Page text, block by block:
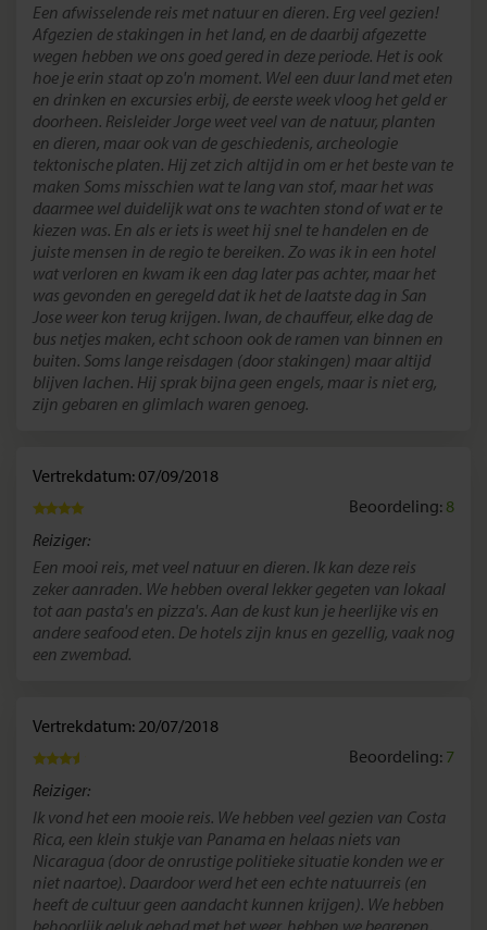
Een afwisselende reis met natuur en dieren. Erg veel gezien!
Afgezien de stakingen in het land, en de daarbij afgezette
wegen hebben we ons goed gered in deze periode. Het is ook
hoe je erin staat op zo'n moment. Wel een duur land met eten
en drinken en excursies erbij, de eerste week vloog het geld er
doorheen. Reisleider Jorge weet veel van de natuur, planten
en dieren, maar ook van de geschiedenis, archeologie
tektonische platen. Hij zet zich altijd in om er het beste van te
maken Soms misschien wat te lang van stof, maar het was
daarmee wel duidelijk wat ons te wachten stond of wat er te
kiezen was. En als er iets is weet hij snel te handelen en de
juiste mensen in de regio te bereiken. Zo was ik in een hotel
wat verloren en kwam ik een dag later pas achter, maar het
was gevonden en geregeld dat ik het de laatste dag in San
Jose weer kon terug krijgen. Iwan, de chauffeur, elke dag de
bus netjes maken, echt schoon ook de ramen van binnen en
buiten. Soms lange reisdagen (door stakingen) maar altijd
blijven lachen. Hij sprak bijna geen engels, maar is niet erg,
zijn gebaren en glimlach waren genoeg.
Vertrekdatum: 07/09/2018
Beoordeling: 8
Reiziger:
Een mooi reis, met veel natuur en dieren. Ik kan deze reis
zeker aanraden. We hebben overal lekker gegeten van lokaal
tot aan pasta's en pizza's. Aan de kust kun je heerlijke vis en
andere seafood eten. De hotels zijn knus en gezellig, vaak nog
een zwembad.
Vertrekdatum: 20/07/2018
Beoordeling: 7
Reiziger:
Ik vond het een mooie reis. We hebben veel gezien van Costa
Rica, een klein stukje van Panama en helaas niets van
Nicaragua (door de onrustige politieke situatie konden we er
niet naartoe). Daardoor werd het een echte natuurreis (en
heeft de cultuur geen aandacht kunnen krijgen). We hebben